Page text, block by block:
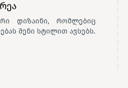
დიზაინი, რომლებიც
შენი სტილით ავსებს.